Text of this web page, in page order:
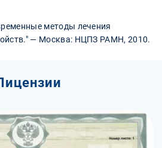
методы лечения
— Москва: НЦПЗ РАМН, 2010.